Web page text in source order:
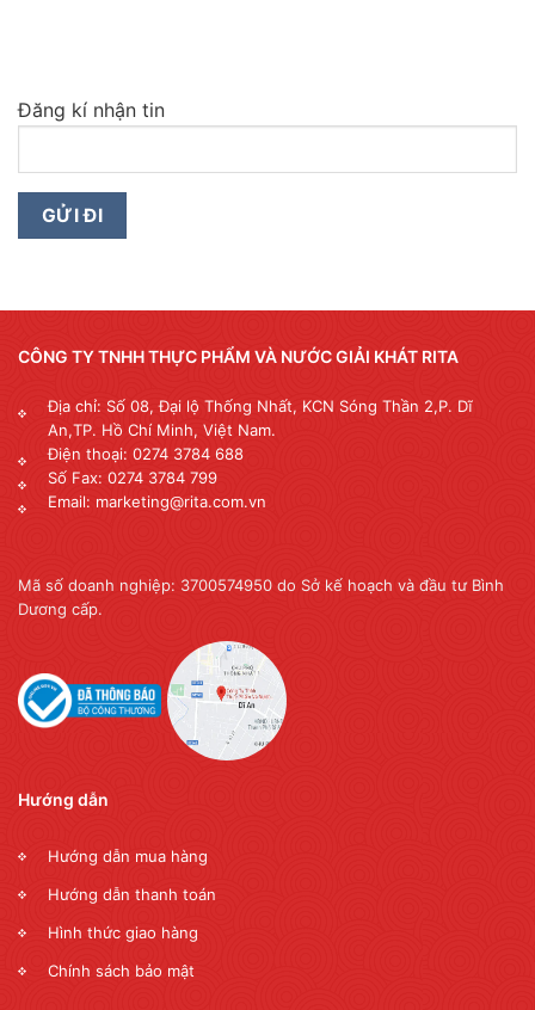
Đăng kí nhận tin
CÔNG TY TNHH THỰC PHẨM VÀ NƯỚC GIẢI KHÁT RITA
Địa chỉ: Số 08, Đại lộ Thống Nhất, KCN Sóng Thần 2,P. Dĩ
An,TP. Hồ Chí Minh, Việt Nam.
Điện thoại: 0274 3784 688
Số Fax: 0274 3784 799
Email: marketing@rita.com.vn
Mã số doanh nghiệp: 3700574950 do Sở kế hoạch và đầu tư Bình
Dương cấp.
Hướng dẫn
Hướng dẫn mua hàng
Hướng dẫn thanh toán
Hình thức giao hàng
Chính sách bảo mật